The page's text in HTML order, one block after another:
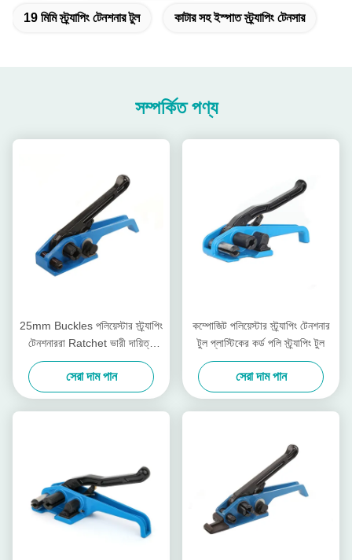
19 মিমি স্ট্র্যাপিং টেনশনার টুল কাটার সহ ইস্পাত স্ট্র্যাপিং টেনসার
সম্পর্কিত পণ্য
25mm Buckles পলিয়েস্টার স্ট্র্যাপিং
টেনশনাররা Ratchet ভারী দায়িত্ব
Strapping টেনশনার
সেরা দাম পান
কম্পোজিট পলিয়েস্টার স্ট্র্যাপিং টেনশনার
টুল প্লাস্টিকের কর্ড পলি স্ট্র্যাপিং টুল
সেরা দাম পান